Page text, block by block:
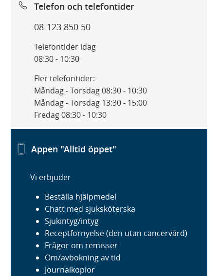
Telefon och telefontider
08-123 850 50
Telefontider idag
08:30 - 10:30
Fler telefontider:
Måndag - Torsdag 08:30 - 10:30
Måndag - Torsdag 13:30 - 15:00
Fredag 08:30 - 10:30
Appen "Alltid öppet"
Vi erbjuder
Beställa hjälpmedel
Chatt med sjuksköterska
Sjukintyg/intyg
Receptförnyelse (den utan cancervård)
Frågor om remisser
Om/avbokning av tid
Journalkopior